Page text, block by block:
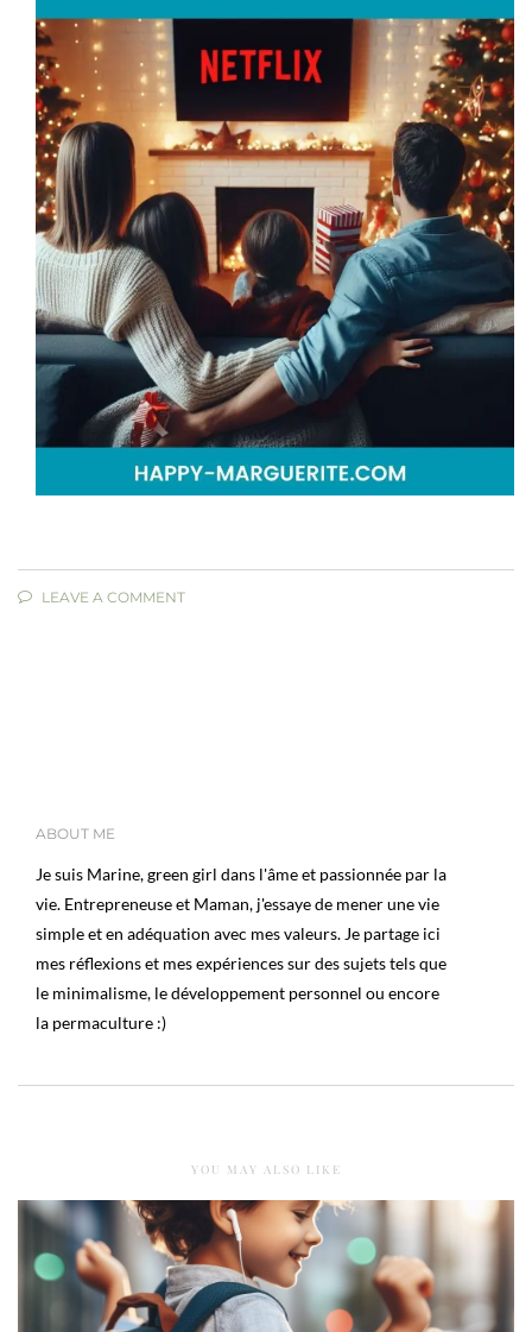
LEAVE A COMMENT
ABOUT ME
Je suis Marine, green girl dans l'âme et passionnée par la
vie. Entrepreneuse et Maman, j'essaye de mener une vie
simple et en adéquation avec mes valeurs. Je partage ici
mes réflexions et mes expériences sur des sujets tels que
le minimalisme, le développement personnel ou encore
la permaculture :)
YOU MAY ALSO LIKE